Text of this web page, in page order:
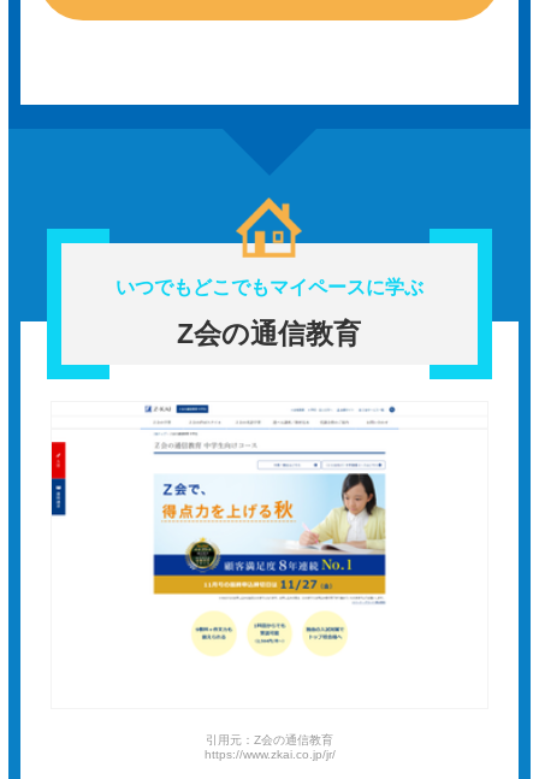
いつでもどこでもマイペースに学ぶ
Z会の通信教育
引用元：Z会の通信教育
https://www.zkai.co.jp/jr/